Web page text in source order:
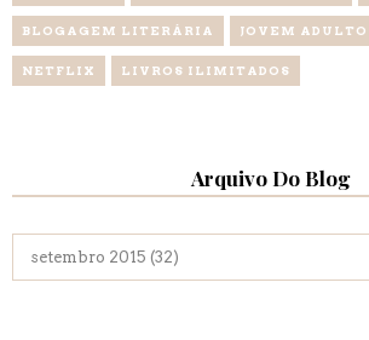
BLOGAGEM LITERÁRIA JOVEM ADULTO
NETFLIX LIVROS ILIMITADOS
Arquivo Do Blog